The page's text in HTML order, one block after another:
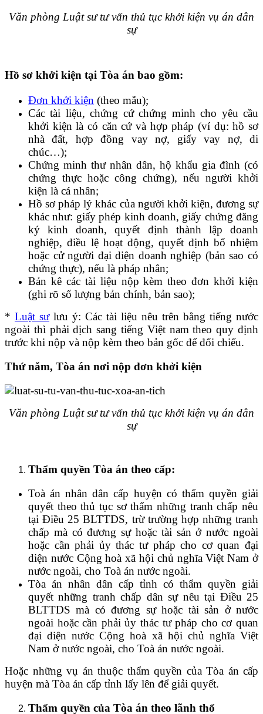
Văn phòng Luật sư tư vấn thủ tục khởi kiện vụ án dân
sự
Hồ sơ khởi kiện tại Tòa án bao gồm:
Đơn khởi kiện (theo mẫu);
Các tài liệu, chứng cứ chứng minh cho yêu cầu
khởi kiện là có căn cứ và hợp pháp (ví dụ: hồ sơ
nhà đất, hợp đồng vay nợ, giấy vay nợ, di
chúc…);
Chứng minh thư nhân dân, hộ khẩu gia đình (có
chứng thực hoặc công chứng), nếu người khởi
kiện là cá nhân;
Hồ sơ pháp lý khác của người khởi kiện, đương sự
khác như: giấy phép kinh doanh, giấy chứng đăng
ký kinh doanh, quyết định thành lập doanh
nghiệp, điều lệ hoạt động, quyết định bổ nhiệm
hoặc cử người đại diện doanh nghiệp (bản sao có
chứng thực), nếu là pháp nhân;
Bản kê các tài liệu nộp kèm theo đơn khởi kiện
(ghi rõ số lượng bản chính, bản sao);
* Luật sưlưu ý: Các tài liệu nêu trên bằng tiếng nước
ngoài thì phải dịch sang tiếng Việt nam theo quy định
trước khi nộp và nộp kèm theo bản gốc để đối chiếu.
Thứ năm, Tòa án nơi nộp đơn khởi kiện
Văn phòng Luật sư tư vấn thủ tục khởi kiện vụ án dân
sự
Thẩm quyền Tòa án theo cấp:
Toà án nhân dân cấp huyện có thẩm quyền giải
quyết theo thủ tục sơ thẩm những tranh chấp nêu
tại Điều 25 BLTTDS, trừ trường hợp những tranh
chấp mà có đương sự hoặc tài sản ở nước ngoài
hoặc cần phải ủy thác tư pháp cho cơ quan đại
diện nước Cộng hoà xã hội chủ nghĩa Việt Nam ở
nước ngoài, cho Toà án nước ngoài.
Tòa án nhân dân cấp tỉnh có thẩm quyền giải
quyết những tranh chấp dân sự nêu tại Điều 25
BLTTDS mà có đương sự hoặc tài sản ở nước
ngoài hoặc cần phải ủy thác tư pháp cho cơ quan
đại diện nước Cộng hoà xã hội chủ nghĩa Việt
Nam ở nước ngoài, cho Toà án nước ngoài.
Hoặc những vụ án thuộc thẩm quyền của Tòa án cấp
huyện mà Tòa án cấp tỉnh lấy lên để giải quyết.
Thẩm quyền của Tòa án theo lãnh thổ